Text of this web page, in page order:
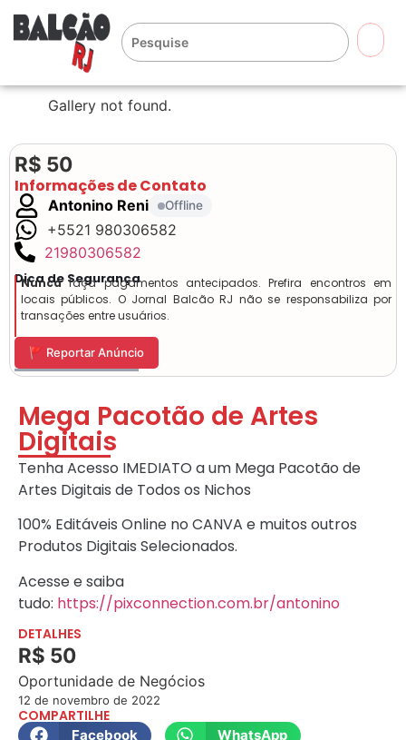
Gallery not found.
R$ 50
Informações de Contato
Antonino Reni Offline
+5521 980306582
21980306582
Dica de Segurança
Nuncafaça pagamentos antecipados. Prefira encontros em
locais públicos. O Jornal Balcão RJ não se responsabiliza por
transações entre usuários.
🚩 Reportar Anúncio
Mega Pacotão de Artes
Digitais
Tenha Acesso IMEDIATO a um Mega Pacotão de
Artes Digitais de Todos os Nichos
100% Editáveis Online no CANVA e muitos outros
Produtos Digitais Selecionados.
Acesse e saiba
tudo: https://pixconnection.com.br/antonino
DETALHES
R$ 50
Oportunidade de Negócios
12 de novembro de 2022
COMPARTILHE
Facebook
WhatsApp